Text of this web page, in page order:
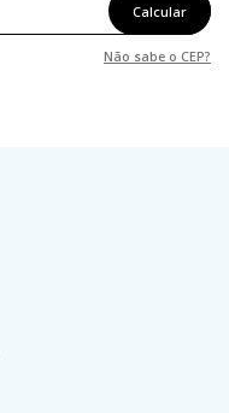
Calcular
Não sabe o CEP?